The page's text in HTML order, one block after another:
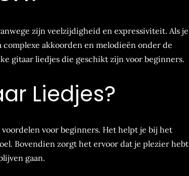
zijn veelzijdigheid en expressiviteit. Als je
akkoorden en melodieën onder de
gitaar liedjes die geschikt zijn voor beginners.
Liedjes?
voor beginners. Het helpt je bij het
Bovendien zorgt het ervoor dat je plezier hebt
gaan.